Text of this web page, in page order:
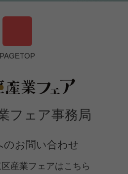
フェア事務局
のお問い合わせ
産業フェアはこちら
PAGETOP